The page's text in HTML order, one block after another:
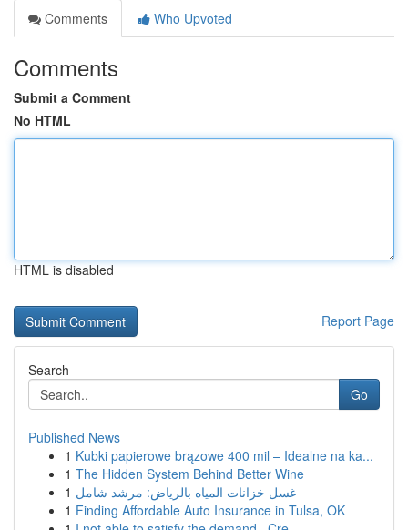
Comments
Who Upvoted
Comments
Submit a Comment
No HTML
HTML is disabled
Report Page
Search
Go
Published News
1 Kubki papierowe brązowe 400 mil – Idealne na ka...
1 The Hidden System Behind Better Wine
1 غسل خزانات المياه بالرياض: مرشد شامل
1 Finding Affordable Auto Insurance in Tulsa, OK